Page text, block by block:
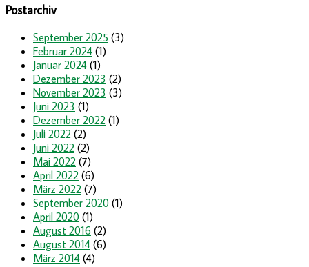
Postarchiv
September 2025 (3)
Februar 2024 (1)
Januar 2024 (1)
Dezember 2023 (2)
November 2023 (3)
Juni 2023 (1)
Dezember 2022 (1)
Juli 2022 (2)
Juni 2022 (2)
Mai 2022 (7)
April 2022 (6)
März 2022 (7)
September 2020 (1)
April 2020 (1)
August 2016 (2)
August 2014 (6)
März 2014 (4)